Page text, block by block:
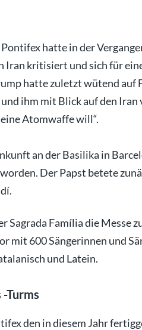
Pontifex hatte in der
Iran kritisiert und sich für
hatte zuletzt wütend auf
ihm mit Blick auf den
eine Atomwaffe will“.
an der Basilika in
Der Papst betete
Sagrada Família die Messe
mit 600 Sängerinnen und
und Latein.
Turms
den in diesem Jahr